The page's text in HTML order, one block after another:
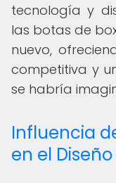
tecnología y
las botas de
nuevo,
competitiva y
se habría
Influencia
en el